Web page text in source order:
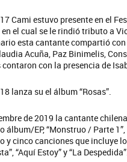
Cami estuvo presente en el
en el cual se le rindió tributo a
esta cantante compartió
Acuña, Paz Binimelis,
contaron con la presencia de
lanza su el álbum “Rosas”.
de 2019 la cantante
álbum/EP, “Monstruo / Parte
y cinco canciones que incluye
“Aquí Estoy” y “La